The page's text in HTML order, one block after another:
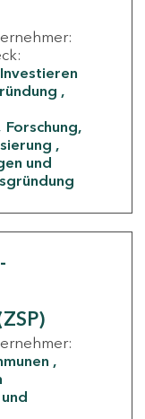
Investieren
Forschung,
und